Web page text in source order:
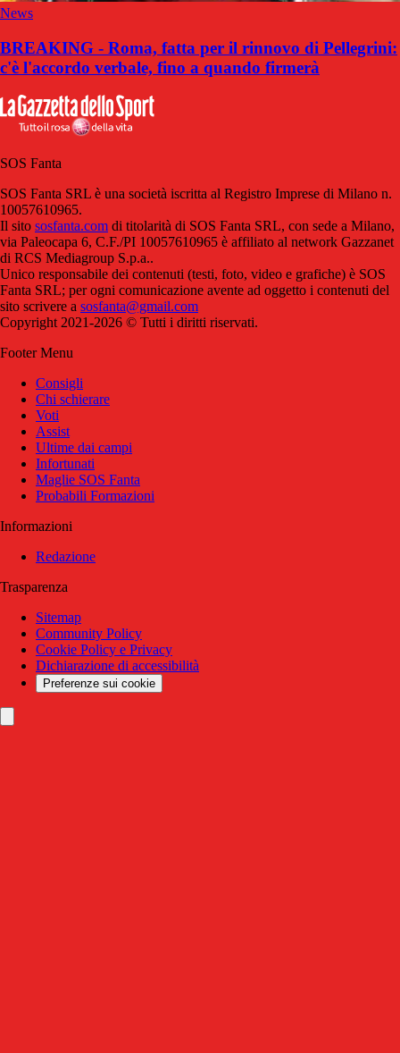
News
BREAKING - Roma, fatta per il rinnovo di Pellegrini:
c'è l'accordo verbale, fino a quando firmerà
SOS Fanta
SOS Fanta SRL è una società iscritta al Registro Imprese di Milano n.
10057610965.
Il sito sosfanta.com di titolarità di SOS Fanta SRL, con sede a Milano,
via Paleocapa 6, C.F./PI 10057610965 è affiliato al network Gazzanet
di RCS Mediagroup S.p.a..
Unico responsabile dei contenuti (testi, foto, video e grafiche) è SOS
Fanta SRL; per ogni comunicazione avente ad oggetto i contenuti del
sito scrivere a sosfanta@gmail.com
Copyright 2021-2026 © Tutti i diritti riservati.
Footer Menu
Consigli
Chi schierare
Voti
Assist
Ultime dai campi
Infortunati
Maglie SOS Fanta
Probabili Formazioni
Informazioni
Redazione
Trasparenza
Sitemap
Community Policy
Cookie Policy e Privacy
Dichiarazione di accessibilità
Preferenze sui cookie